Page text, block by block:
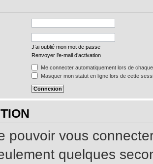
J’ai oublié mon mot de passe
Renvoyer l’e-mail d’activation
Me connecter automatiquement lors de
Masquer mon statut en ligne lors de cette
pouvoir vous
quelques